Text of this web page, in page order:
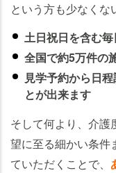
という方も少なくな
土日祝日を含む
全国で約5万件の
見学予約から日
とが出来ます
そして何より、介護
望に至る細かい条件
ていただくことで、